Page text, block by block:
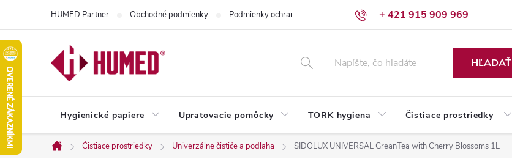
obsah
+ 421 915 909 969
HUMED Partner Obchodné podmienky Podmienky ochrany osobných údajov Reklamačný poriadok
HĽADAŤ
Hygienické papiere Upratovacie pomôcky TORK hygiena Čistiace prostriedky
Domov
Čistiace prostriedky Univerzálne čističe a podlaha SIDOLUX UNIVERSAL GreanTea with Cherry Blossoms 1L